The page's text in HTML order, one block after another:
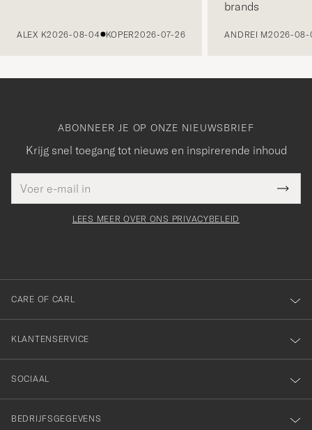
ALEX K2026-08-04 KOPER2026-07-26
brands
ANDREI M2026-08-
ABONNEER JE OP ONZE NIEUWSBRIEF
Krijg snel toegang tot nieuws en inspirerende inhoud
mailadres
veldBedankt
voor
onze
nieuwsbrief!
LEES MEER OVER ONS PRIVACYBELEID
CARE OF CARL
KLANTENSERVICE
SOCIAAL
BEDRIJFSGEGEVENS